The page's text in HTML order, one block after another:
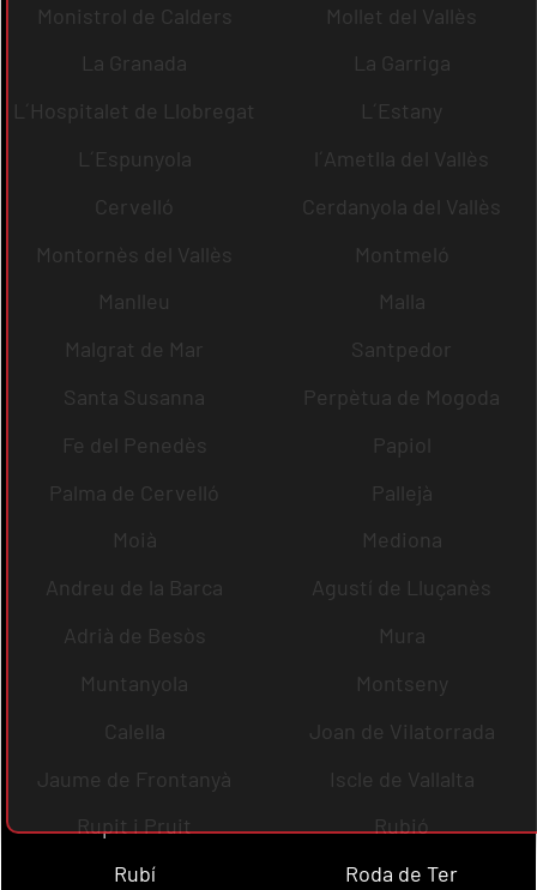
Monistrol de Calders
Mollet del Vallès
La Granada
La Garriga
L´Hospitalet de Llobregat
L´Estany
L´Espunyola
l´Ametlla del Vallès
Cervelló
Cerdanyola del Vallès
Montornès del Vallès
Montmeló
Manlleu
Malla
Malgrat de Mar
Santpedor
Santa Susanna
Perpètua de Mogoda
Fe del Penedès
Papiol
Palma de Cervelló
Pallejà
Moià
Mediona
Andreu de la Barca
Agustí de Lluçanès
Adrià de Besòs
Mura
Muntanyola
Montseny
Calella
Joan de Vilatorrada
Jaume de Frontanyà
Iscle de Vallalta
Rupit i Pruit
Rubió
Rubí
Roda de Ter